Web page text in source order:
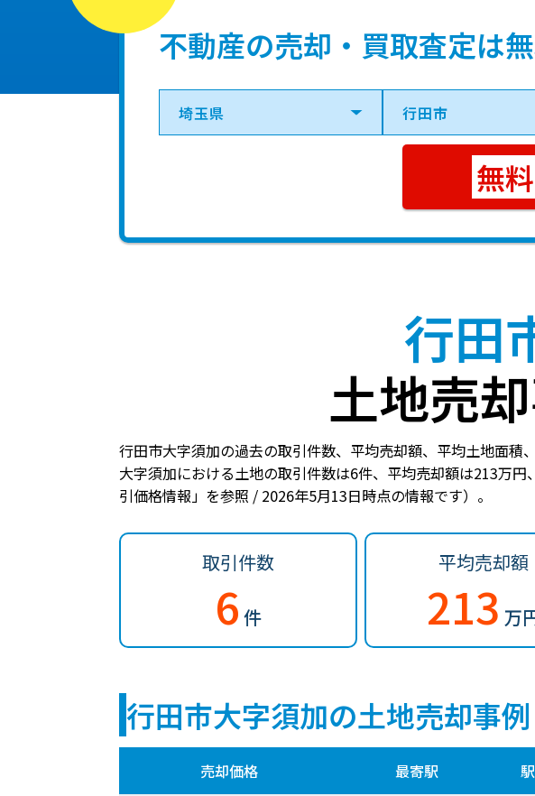
不動産の売却・買取査定は
行田
土地売
行田市大字須加の過去の取引件数、平均売却額、平均土地面積
大字須加における土地の取引件数は6件、 平均売却額は213万円、
引価格情報」を参照 / 2026年5月13日時点の情報です）。
取引件数
6 件
平均売却額
213 万
行田市大字須加の土地売却事例
売却価格 最寄駅